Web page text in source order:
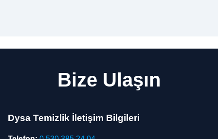
Bize Ulaşın
Dysa Temizlik İletişim Bilgileri